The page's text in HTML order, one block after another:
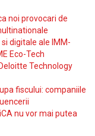
noi provocari de
digitale ale IMM-
Eco-Tech
Technology
fiscului: companiile
nu vor mai putea